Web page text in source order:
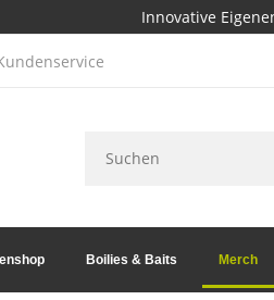
Innovative
Boilies & Baits Merch